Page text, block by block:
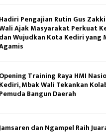
Hadiri Pengajian Rutin Gus
Ajak Masyarakat Perkuat
dan Wujudkan Kota Kediri yang
Opening Training Raya HMI
Kediri, Mbak Wali Tekankan
Pemuda Bangun Daerah
dan Ngampel Raih